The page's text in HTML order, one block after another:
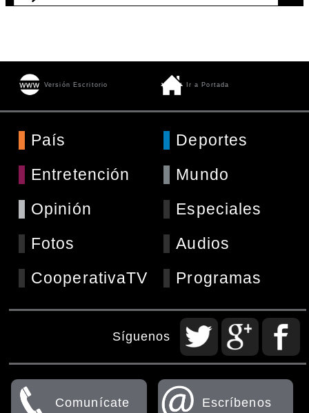
Versión Escritorio Ir a Portada
País
Deportes
Entretención
Mundo
Opinión
Especiales
Fotos
Audios
CooperativaTV
Programas
Síguenos
Comunícate Escríbenos